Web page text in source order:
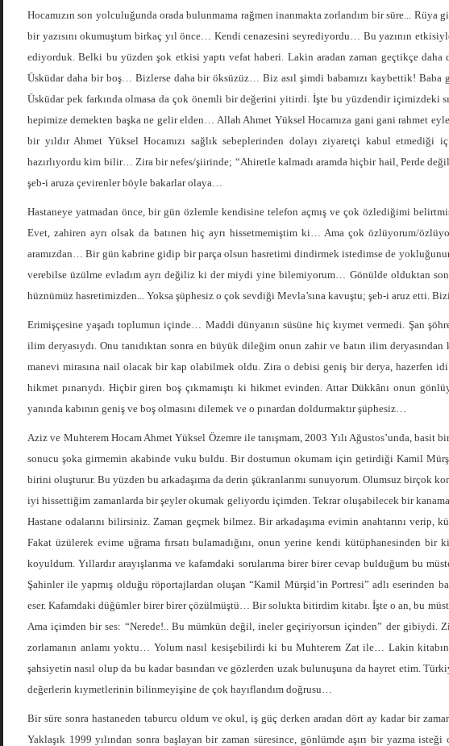
Hocamızın son yolculuğunda orada bulunmama rağmen inanmakta zorlandım bir süre... Rüya
bir yazısını okumuştum birkaç yıl önce… Kendi cenazesini seyrediyordu… Bu yazının
ediyorduk. Belki bu yüzden şok etkisi yaptı vefat haberi. Lakin aradan zaman geçtikçe
Üsküdar daha bir boş… Bizlerse daha bir öksüzüz… Biz asıl şimdi babamızı kaybettik!
Üsküdar pek farkında olmasa da çok önemli bir değerini yitirdi. İşte bu yüzdendir içimizdeki
hepimize demekten başka ne gelir elden… Allah Ahmet Yüksel Hocamıza gani gani rahmet
bir yıldır Ahmet Yüksel Hocamızı sağlık sebeplerinden dolayı ziyaretçi kabul
hazırlıyordu kim bilir… Zira bir nefes/şiirinde; “Ahiretle kalmadı aramda hiçbir hail, Perde
şeb-i aruza çevirenler böyle bakarlar olaya…
Hastaneye yatmadan önce, bir gün özlemle kendisine telefon açmış ve çok özlediğimi
Evet, zahiren ayrı olsak da batınen hiç ayrı hissetmemiştim ki… Ama çok özlüyorum/
aramızdan… Bir gün kabrine gidip bir parça olsun hasretimi dindirmek istedimse de
verebilse üzülme evladım ayrı değiliz ki der miydi yine bilemiyorum… Gönülde olduktan
hüznümüz hasretimizden... Yoksa şüphesiz o çok sevdiği Mevla’sına kavuştu; şeb-i aruz etti.
Erimişçesine yaşadı toplumun içinde… Maddi dünyanın süsüne hiç kıymet vermedi. Şan
ilim deryasıydı. Onu tanıdıktan sonra en büyük dileğim onun zahir ve batın ilim deryasından
manevi mirasına nail olacak bir kap olabilmek oldu. Zira o debisi geniş bir derya, hazerfen
hikmet pınarıydı. Hiçbir giren boş çıkmamıştı ki hikmet evinden. Attar Dükkânı onun
yanında kabının geniş ve boş olmasını dilemek ve o pınardan doldurmaktır şüphesiz…
Aziz ve Muhterem Hocam Ahmet Yüksel Özemre ile tanışmam, 2003 Yılı Ağustos’unda, basit
sonucu şoka girmemin akabinde vuku buldu. Bir dostumun okumam için getirdiği Kamil
birini oluşturur. Bu yüzden bu arkadaşıma da derin şükranlarımı sunuyorum. Olumsuz birçok
iyi hissettiğim zamanlarda bir şeyler okumak geliyordu içimden. Tekrar oluşabilecek bir
Hastane odalarını bilirsiniz. Zaman geçmek bilmez. Bir arkadaşıma evimin anahtarını verip,
Fakat üzülerek evime uğrama fırsatı bulamadığını, onun yerine kendi kütüphanesinden
koyuldum. Yıllardır arayışlarıma ve kafamdaki sorularıma birer birer cevap bulduğum bu
Şahinler ile yapmış olduğu röportajlardan oluşan “Kamil Mürşid’in Portresi” adlı eserinden
eser. Kafamdaki düğümler birer birer çözülmüştü… Bir solukta bitirdim kitabı. İşte o an, bu
Ama içimden bir ses: “Nerede!.. Bu mümkün değil, ineler geçiriyorsun içinden” der gibiydi.
zorlamanın anlamı yoktu… Yolum nasıl kesişebilirdi ki bu Muhterem Zat ile… Lakin kitabın
şahsiyetin nasıl olup da bu kadar basından ve gözlerden uzak bulunuşuna da hayret etim.
değerlerin kıymetlerinin bilinmeyişine de çok hayıflandım doğrusu…
Bir süre sonra hastaneden taburcu oldum ve okul, iş güç derken aradan dört ay kadar bir
Yaklaşık 1999 yılından sonra başlayan bir zaman süresince, gönlümde aşırı bir yazma